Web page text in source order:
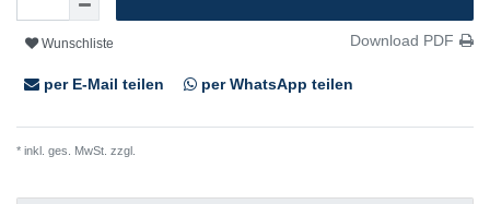
Wunschliste Download PDF
per E-Mail teilen per WhatsApp teilen
* inkl. ges. MwSt. zzgl.